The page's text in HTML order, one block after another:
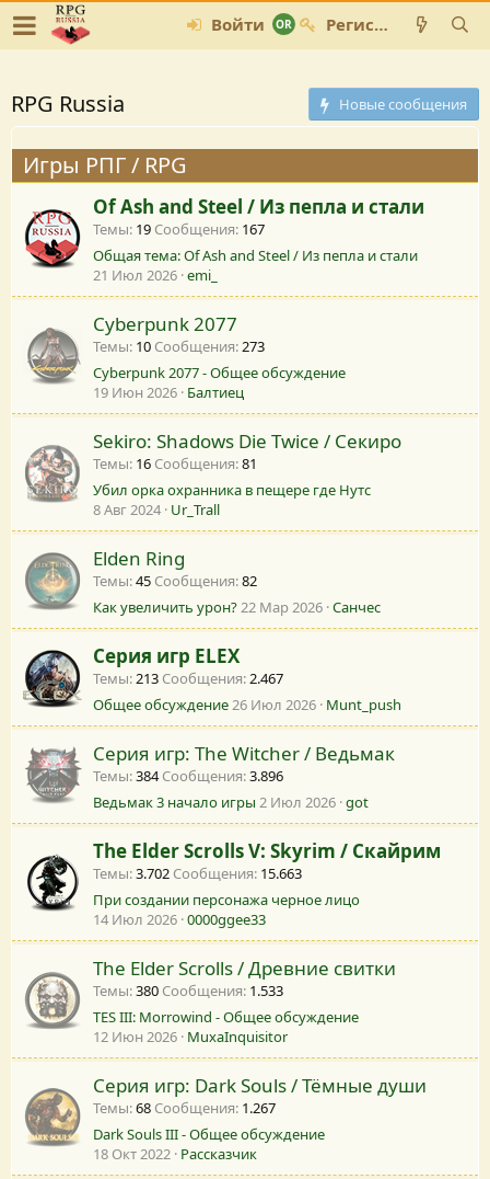
Войти Регистрация
RPG Russia Новые сообщения
Игры РПГ / RPG
Of Ash and Steel / Из пепла и стали
Темы 19 Сообщения 167
Общая тема: Of Ash and Steel / Из пепла и стали
21 Июл 2026 emi_
Cyberpunk 2077
Темы 10 Сообщения 273
Cyberpunk 2077 - Общее обсуждение
19 Июн 2026 Балтиец
Sekiro: Shadows Die Twice / Секиро
Темы 16 Сообщения 81
Убил орка охранника в пещере где Нутс
8 Авг 2024 Ur_Trall
Elden Ring
Темы 45 Сообщения 82
Как увеличить урон?22 Мар 2026 Санчес
Серия игр ELEX
Темы 213 Сообщения 2.467
Общее обсуждение26 Июл 2026 Munt_push
Серия игр: The Witcher / Ведьмак
Темы 384 Сообщения 3.896
Ведьмак 3 начало игры 2 Июл 2026 got
The Elder Scrolls V: Skyrim / Скайрим
Темы 3.702 Сообщения 15.663
При создании персонажа черное лицо
14 Июл 2026 0000ggee33
The Elder Scrolls / Древние свитки
Темы 380 Сообщения 1.533
TES III: Morrowind - Общее обсуждение
12 Июн 2026 MuxaInquisitor
Серия игр: Dark Souls / Тёмные души
Темы 68 Сообщения 1.267
Dark Souls III - Общее обсуждение
18 Окт 2022 Рассказчик